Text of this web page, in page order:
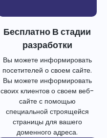
Бесплатно В стадии
разработки
Вы можете информировать
посетителей о своем сайте.
Вы можете информировать
своих клиентов о своем веб-
сайте с помощью
специальной строящейся
страницы для вашего
доменного адреса.